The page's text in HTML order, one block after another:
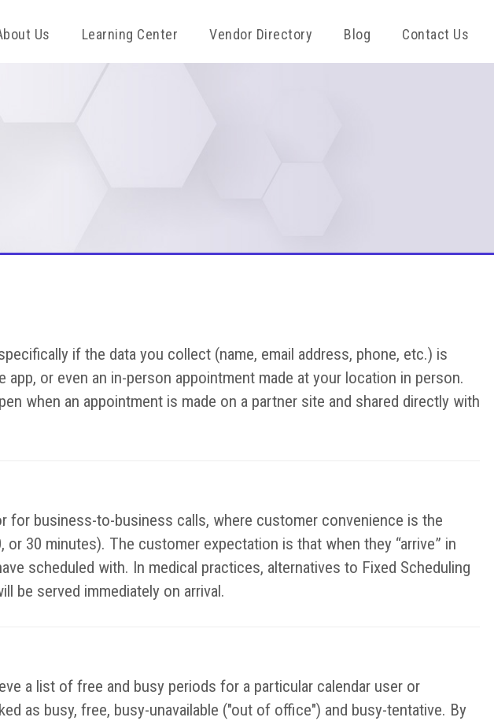
Us Learning Center Vendor Directory Blog Contact Us
if the data you collect (name, email address, phone, etc.) is
or even an in-person appointment made at your location in person.
when an appointment is made on a partner site and shared directly with
for business-to-business calls, where customer convenience is the
30 minutes). The customer expectation is that when they “arrive” in
scheduled with. In medical practices, alternatives to Fixed Scheduling
be served immediately on arrival.
a list of free and busy periods for a particular calendar user or
as busy, free, busy-unavailable ("out of office") and busy-tentative. By